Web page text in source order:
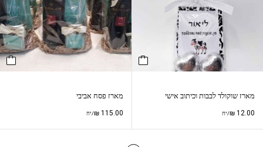
מארז שוקולד לבבות וכיתוב אישי
₪ 12.00 /יח
מארז פסח אביבי
₪115.00 /יח